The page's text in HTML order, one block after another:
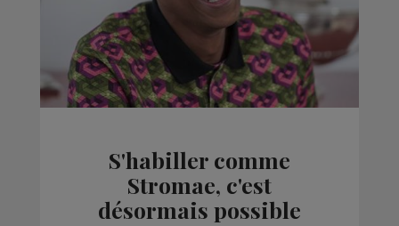
S'habiller comme
Stromae, c'est
désormais possible